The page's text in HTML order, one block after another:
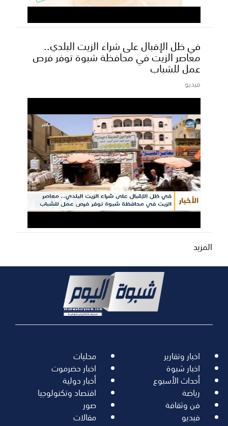
في ظل الإقبال على شراء الزيت البلدي..
معاصر الزيت في محافظة شبوة توفر فرص
عمل للشباب
فيديو
المزيد
اخبار وتقارير محليات
اخبار شبوة اخبار حضرموت
أحداث الأسبوع أخبار دولية
رياضة اقتصاد وتكنولوجيا
فن وثقافة صور
فيديو مقالات